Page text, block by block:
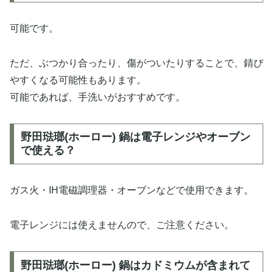
可能です。
ただ、ぶつかり合ったり、傷がついたりすることで、錆び
やすくなる可能性もあります。
可能であれば、手洗いがおすすめです。
野田琺瑯(ホーロー) 鍋は電子レンジやオーブン
で使える？
ガス火・IH電磁調理器・オーブンなどで使用できます。
電子レンジには使えませんので、ご注意ください。
野田琺瑯(ホーロー) 鍋はカドミウムが含まれて